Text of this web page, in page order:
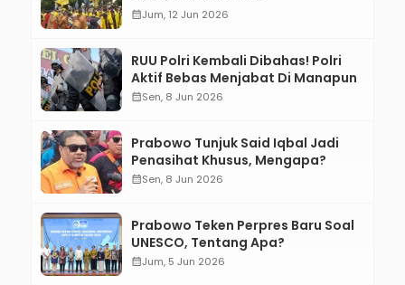
calendar_monthJum, 12 Jun 2026
RUU Polri Kembali Dibahas! Polri
Aktif Bebas Menjabat Di Manapun
calendar_monthSen, 8 Jun 2026
Prabowo Tunjuk Said Iqbal Jadi
Penasihat Khusus, Mengapa?
calendar_monthSen, 8 Jun 2026
Prabowo Teken Perpres Baru Soal
UNESCO, Tentang Apa?
calendar_monthJum, 5 Jun 2026